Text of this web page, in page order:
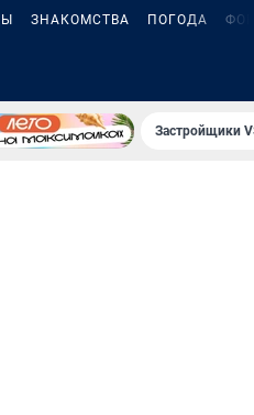
ЗНАКОМСТВА ПОГОДА
Застройщики